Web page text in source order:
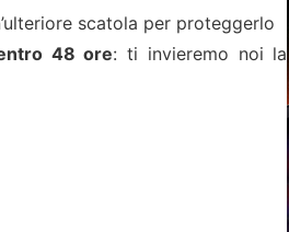
scatola per proteggerlo
48 ore: ti invieremo noi la